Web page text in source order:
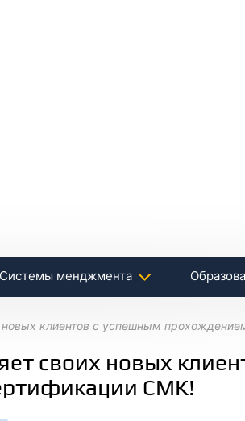
Системы менджмента
клиентов с успешным
своих новых
СМК!